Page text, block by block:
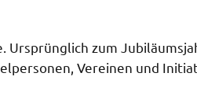
Ursprünglich zum
Vereinen und